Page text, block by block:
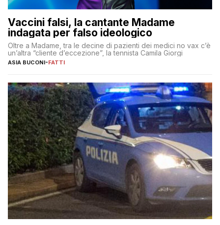
Vaccini falsi, la cantante Madame
indagata per falso ideologico
Oltre a Madame, tra le decine di pazienti dei medici no vax c’è
un’altra “cliente d’eccezione”, la tennista Camila Giorgi
ASIA BUCONI-FATTI